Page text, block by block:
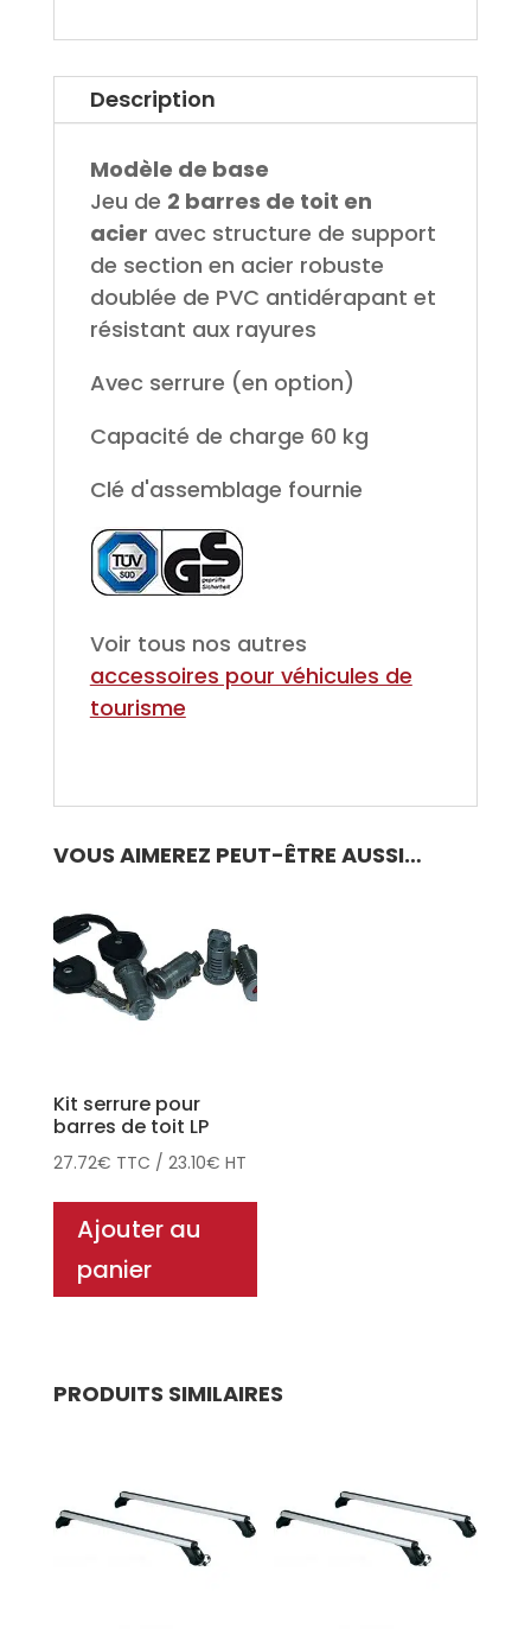
Description
Modèle de base
Jeu de 2 barres de toit en
acier avec structure de support
de section en acier robuste
doublée de PVC antidérapant et
résistant aux rayures
Avec serrure (en option)
Capacité de charge 60 kg
Clé d'assemblage fournie
Voir tous nos autres
accessoires pour véhicules de
tourisme
VOUS AIMEREZ PEUT-ÊTRE AUSSI…
Kit serrure pour
barres de toit LP
27.72€ TTC / 23.10€ HT
Ajouter au
panier
PRODUITS SIMILAIRES